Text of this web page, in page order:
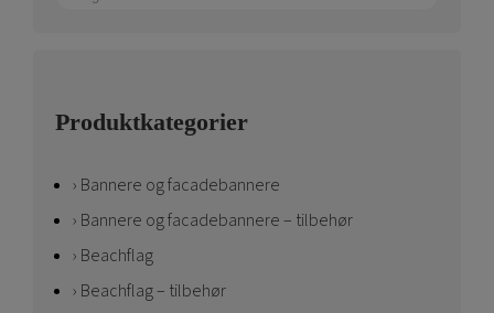
Produktkategorier
Bannere og facadebannere
Bannere og facadebannere – tilbehør
Beachflag
Beachflag – tilbehør